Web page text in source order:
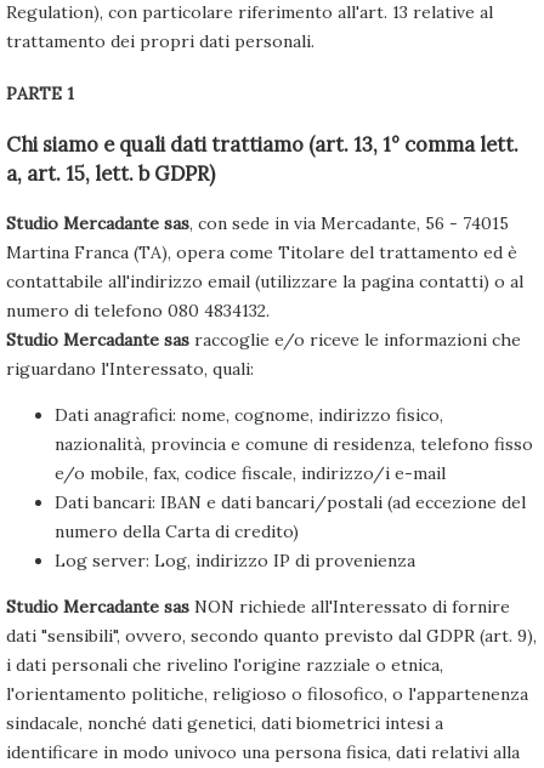
Regulation), con particolare riferimento all'art. 13 relative al
trattamento dei propri dati personali.
PARTE 1
Chi siamo e quali dati trattiamo (art. 13, 1° comma lett.
a, art. 15, lett. b GDPR)
Studio Mercadante sas, con sede in via Mercadante, 56 - 74015
Martina Franca (TA), opera come Titolare del trattamento ed è
contattabile all'indirizzo email (utilizzare la pagina contatti) o al
numero di telefono 080 4834132.
Studio Mercadante sas raccoglie e/o riceve le informazioni che
riguardano l'Interessato, quali:
Dati anagrafici: nome, cognome, indirizzo fisico,
nazionalità, provincia e comune di residenza, telefono fisso
e/o mobile, fax, codice fiscale, indirizzo/i e-mail
Dati bancari: IBAN e dati bancari/postali (ad eccezione del
numero della Carta di credito)
Log server: Log, indirizzo IP di provenienza
Studio Mercadante sas NON richiede all'Interessato di fornire
dati "sensibili", ovvero, secondo quanto previsto dal GDPR (art. 9),
i dati personali che rivelino l'origine razziale o etnica,
l'orientamento politiche, religioso o filosofico, o l'appartenenza
sindacale, nonché dati genetici, dati biometrici intesi a
identificare in modo univoco una persona fisica, dati relativi alla